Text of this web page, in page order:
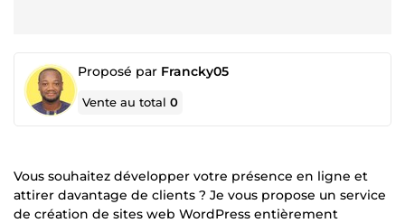
Proposé par Francky05
Vente au total0
Vous souhaitez développer votre présence en ligne et
attirer davantage de clients ? Je vous propose un service
de création de sites web WordPress entièrement